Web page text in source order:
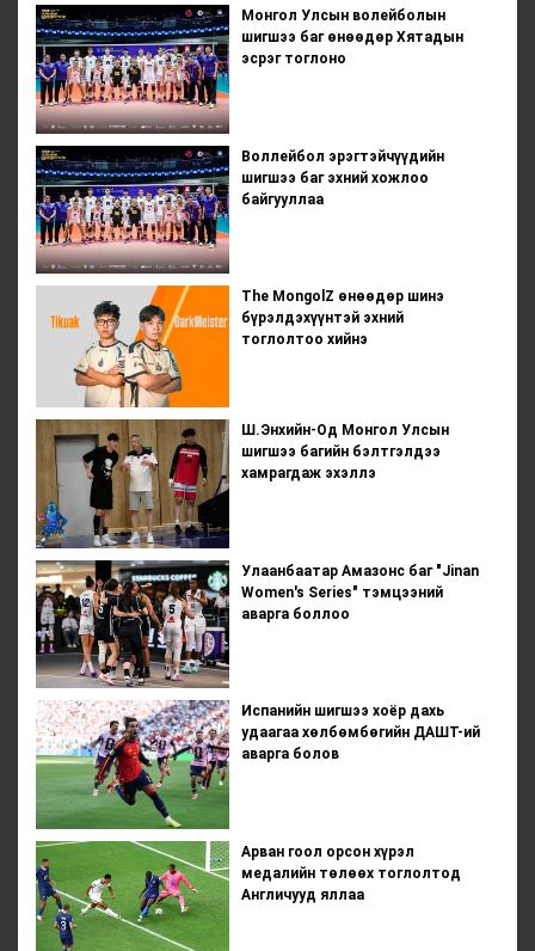
Монгол Улсын волейболын
шигшээ баг өнөөдөр Хятадын
эсрэг тоглоно
Воллейбол эрэгтэйчүүдийн
шигшээ баг эхний хожлоо
байгууллаа
The MongolZ өнөөдөр шинэ
бүрэлдэхүүнтэй эхний
тоглолтоо хийнэ
Ш.Энхийн-Од Монгол Улсын
шигшээ багийн бэлтгэлдээ
хамрагдаж эхэллэ
Улаанбаатар Амазонс баг "Jinan
Women's Series" тэмцээний
аварга боллоо
Испанийн шигшээ хоёр дахь
удаагаа хөлбөмбөгийн ДАШТ-ий
аварга болов
Арван гоол орсон хүрэл
медалийн төлөөх тоглолтод
Англичууд яллаа